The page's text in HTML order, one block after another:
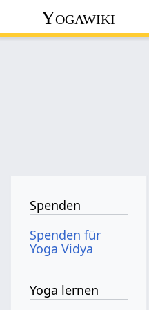
Yogawiki
Spenden
Spenden für
Yoga Vidya
Yoga lernen